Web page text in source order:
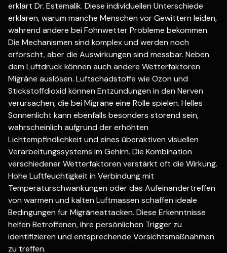
erklärt Dr. Estemalik. Diese individuellen Unterschiede
erklären, warum manche Menschen vor Gewittern leiden,
während andere bei Föhnwetter Probleme bekommen.
Die Mechanismen sind komplex und werden noch
erforscht, aber die Auswirkungen sind messbar. Neben
dem Luftdruck können auch andere Wetterfaktoren
Migräne auslösen. Luftschadstoffe wie Ozon und
Stickstoffdioxid können Entzündungen in den Nerven
verursachen, die bei Migräne eine Rolle spielen. Helles
Sonnenlicht kann ebenfalls besonders störend sein,
wahrscheinlich aufgrund der erhöhten
Lichtempfindlichkeit und eines überaktiven visuellen
Verarbeitungssystems im Gehirn. Die Kombination
verschiedener Wetterfaktoren verstärkt oft die Wirkung.
Hohe Luftfeuchtigkeit in Verbindung mit
Temperaturschwankungen oder das Aufeinandertreffen
von warmen und kalten Luftmassen schaffen ideale
Bedingungen für Migräneattacken. Diese Erkenntnisse
helfen Betroffenen, ihre persönlichen Trigger zu
identifizieren und entsprechende Vorsichtsmaßnahmen
zu treffen.